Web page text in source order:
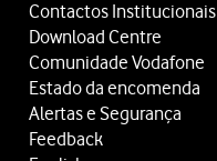
Contactos Institucionais
Download Centre
Comunidade Vodafone
Estado da encomenda
Alertas e Segurança
Feedback